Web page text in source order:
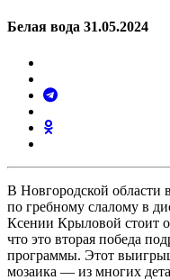
Белая вода 31.05.2024
В Новгородской области
по гребному слалому в
Ксении Крыловой стоит
что это вторая победа
программы. Этот
мозаика — из многих